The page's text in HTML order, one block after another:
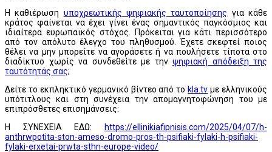
Η καθιέρωση υποχρεωτικής ψηφιακής ταυτοποίησης για κάθε
κράτος φαίνεται να έχει γίνει ένας σημαντικός παγκόσμιος και
ιδιαίτερα ευρωπαϊκός στόχος. Πρόκειται για κάτι περισσότερο
από τον απόλυτο έλεγχο του πληθυσμού. Έχετε σκεφτεί ποιος
θέλει να μην μπορείτε να αγοράσετε ή να πουλήσετε τίποτα στο
διαδίκτυο χωρίς να συνδεθείτε με την ψηφιακή απόδειξη της
ταυτότητάς σας;
Δείτε το εκπληκτικό γερμανικό βίντεο από τοkla.tv με ελληνικούς
υπότιτλους και στη συνέχεια την απομαγνητοφώνηση του με
επιπρόσθετες επισημάνσεις:
Η ΣΥΝΕΧΕΙΑ ΕΔΩ: https://ellinikiafipnisis.com/2025/04/07/h-
anthrwpotita-ston-ameso-dromo-pros-th-psifiaki-fylaki-h-psifiaki-
fylaki-erxetai-prwta-sthn-europe-video/